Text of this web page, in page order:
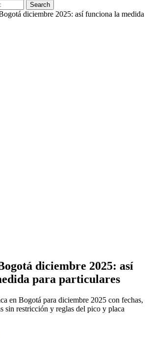
Search
diciembre 2025: así funciona la medida
diciembre 2025: así
para particulares
en Bogotá para diciembre 2025 con fechas,
sin restricción y reglas del pico y placa